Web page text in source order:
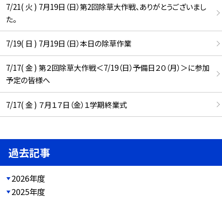
7/21( 火 ) 7月19日（日）第2回除草大作戦、ありがとうございまし
た。
7/19( 日 ) 7月19日（日）本日の除草作業
7/17( 金 ) 第２回除草大作戦＜7/19（日）予備日２０（月）＞に参加
予定の皆様へ
7/17( 金 ) ７月１７日（金）１学期終業式
過去記事
2026年度
2025年度